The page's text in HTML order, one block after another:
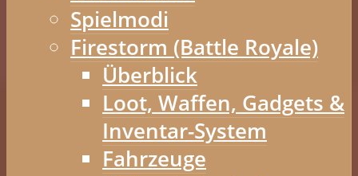
Spielmodi
Firestorm (Battle Royale)
Überblick
Loot, Waffen, Gadgets &
Inventar-System
Fahrzeuge